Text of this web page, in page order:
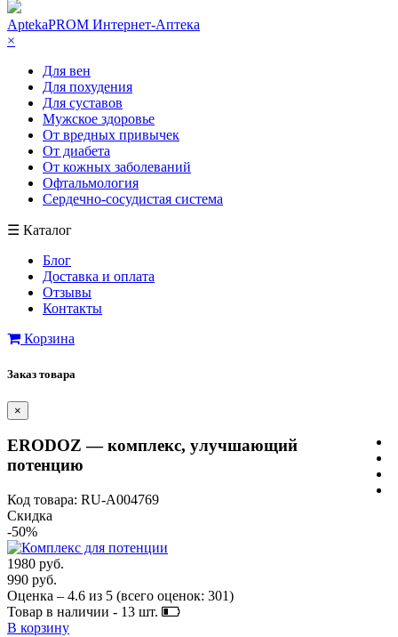
AptekaPROM Интернет-Аптека
×
Для вен
Для похудения
Для суставов
Мужское здоровье
От вредных привычек
От диабета
От кожных заболеваний
Офтальмология
Сердечно-сосудистая система
☰ Каталог
Блог
Доставка и оплата
Отзывы
Контакты
Корзина
Заказ товара
×
ERODOZ — комплекс, улучшающий
потенцию
Код товара: RU-A004769
Скидка
-50%
1980 руб.
990 руб.
Оценка – 4.6 из 5 (всего оценок: 301)
Товар в наличии - 13 шт.
В корзину